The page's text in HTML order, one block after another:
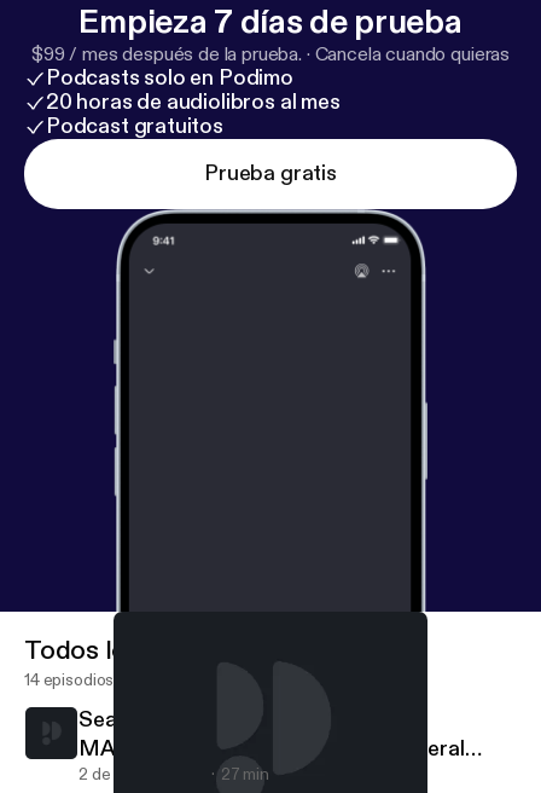
Empieza 7 días de prueba
$99 / mes después de la prueba. · Cancela cuando quieras
Podcasts solo en Podimo
20 horas de audiolibros al mes
Podcast gratuitos
Prueba gratis
Todos los episodios
14 episodios
Season 2 Ep. 2: I hate you
MAAAAYGAAAAAHHHHN! And Funeral
Food, WTF!
2 de feb de 2020 27 min